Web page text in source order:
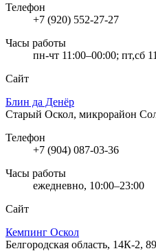
Телефон
+7 (920) 552-27-27
Часы работы
пн-чт 11:00–00:00; пт,сб
Сайт
Блин да Денёр
Старый Оскол, микрорайон
Телефон
+7 (904) 087-03-36
Часы работы
ежедневно, 10:00–23:00
Сайт
Кемпинг Оскол
Белгородская область, 14К-2, 89